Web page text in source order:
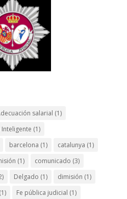
salarial (1)
(1)
barcelona (1) catalunya (1)
(1) comunicado (3)
Delgado (1) dimisión (1)
(1) Fe pública judicial (1)